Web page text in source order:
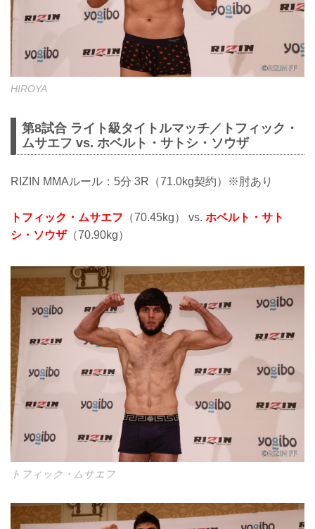
HIROYA
第8試合 ライト級タイトルマッチ／トフィック・
ムサエフ vs. ホベルト・サトシ・ソウザ
RIZIN MMAルール：5分 3R（71.0kg契約）※肘あり
トフィック・ムサエフ （70.45kg） vs. ホベルト・サト
シ・ソウザ（70.90kg）
トフィック・ムサエフ